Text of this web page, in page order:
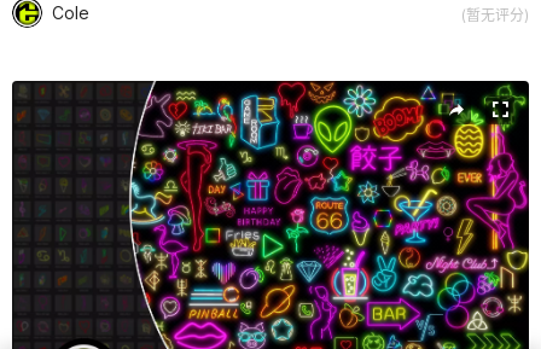
Cole (暂无评分)
当前幻灯片：1 / 32